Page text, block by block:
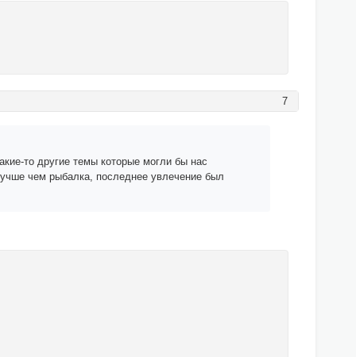
7
то другие темы которые могли бы нас
чем рыбалка, последнее увлечение был